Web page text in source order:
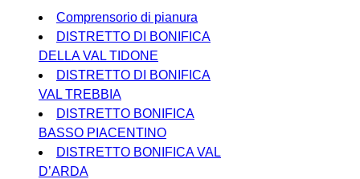
Comprensorio di pianura
DISTRETTO DI BONIFICA
DELLA VAL TIDONE
DISTRETTO DI BONIFICA
VAL TREBBIA
DISTRETTO BONIFICA
BASSO PIACENTINO
DISTRETTO BONIFICA VAL
D’ARDA